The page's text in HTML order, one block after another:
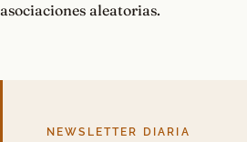
asociaciones aleatorias.
NEWSLETTER DIARIA